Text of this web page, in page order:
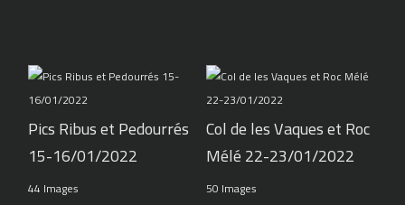
Pics Ribus et Pedourrés
15-16/01/2022
44 Images
Col de les Vaques et Roc
Mélé 22-23/01/2022
50 Images